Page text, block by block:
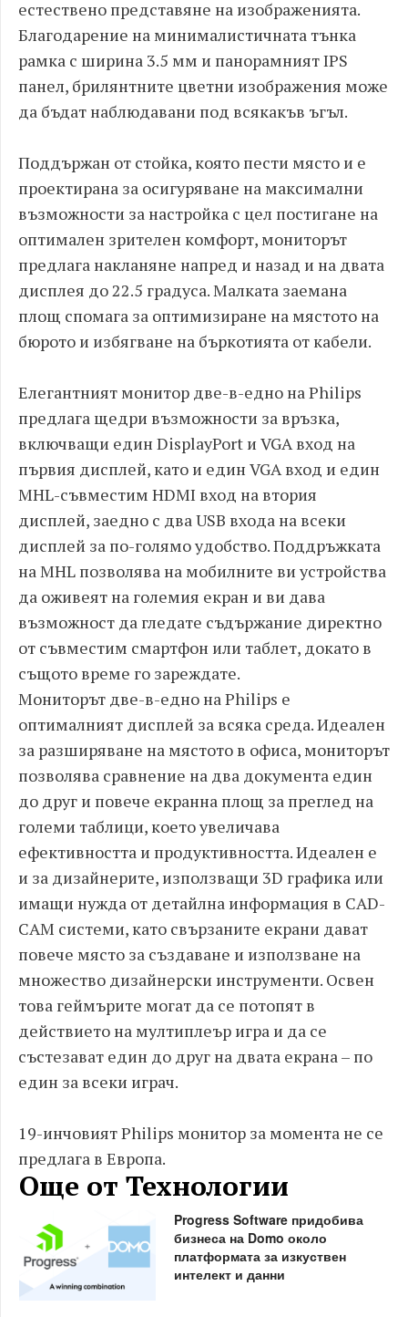
естествено представяне на изображенията.
Благодарение на минималистичната тънка
рамка с ширина 3.5 мм и панорамният IPS
панел, брилянтните цветни изображения може
да бъдат наблюдавани под всякакъв ъгъл.
Поддържан от стойка, която пести място и е
проектирана за осигуряване на максимални
възможности за настройка с цел постигане на
оптимален зрителен комфорт, мониторът
предлага накланяне напред и назад и на двата
дисплея до 22.5 градуса. Малката заемана
площ спомага за оптимизиране на мястото на
бюрото и избягване на бъркотията от кабели.
Елегантният монитор две-в-едно на Philips
предлага щедри възможности за връзка,
включващи един DisplayPort и VGA вход на
първия дисплей, като и един VGA вход и един
MHL-съвместим HDMI вход на втория
дисплей, заедно с два USB входа на всеки
дисплей за по-голямо удобство. Поддръжката
на MHL позволява на мобилните ви устройства
да оживеят на големия екран и ви дава
възможност да гледате съдържание директно
от съвместим смартфон или таблет, докато в
същото време го зареждате.
Мониторът две-в-едно на Philips е
оптималният дисплей за всяка среда. Идеален
за разширяване на мястото в офиса, мониторът
позволява сравнение на два документа един
до друг и повече екранна площ за преглед на
големи таблици, което увеличава
ефективността и продуктивността. Идеален е
и за дизайнерите, използващи 3D графика или
имащи нужда от детайлна информация в CAD-
CAM системи, като свързаните екрани дават
повече място за създаване и използване на
множество дизайнерски инструменти. Освен
това геймърите могат да се потопят в
действието на мултиплеър игра и да се
състезават един до друг на двата екрана – по
един за всеки играч.
19-инчовият Philips монитор за момента не се
предлага в Европа.
Още от Технологии
Progress Software придобива
бизнеса на Domo около
платформата за изкуствен
интелект и данни